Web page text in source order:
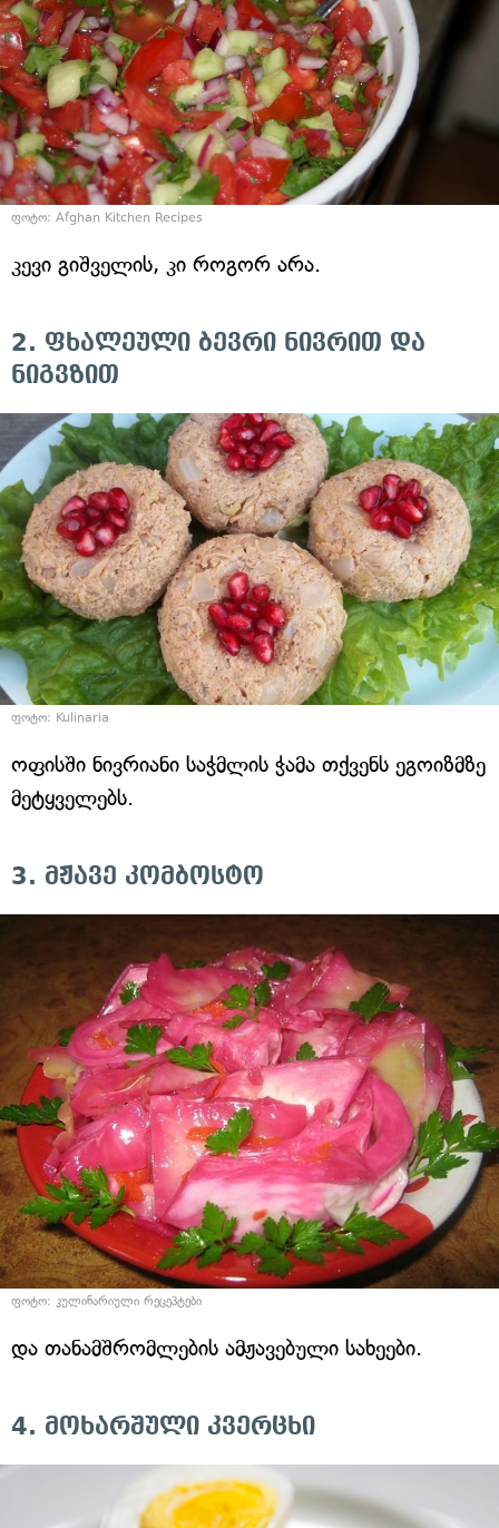
ფოტო: Afghan Kitchen Recipes
კევი გიშველის, კი როგორ არა.
2. ფხალეული ბევრი ნივრით და
ნიგვზით
ფოტო: Kulinaria
ოფისში ნივრიანი საჭმლის ჭამა თქვენს ეგოიზმზე
მეტყველებს.
3. მჟავე კომბოსტო
ფოტო: კულინარიული რეცეპტები
და თანამშრომლების ამჟავებული სახეები.
4. მოხარშული კვერცხი